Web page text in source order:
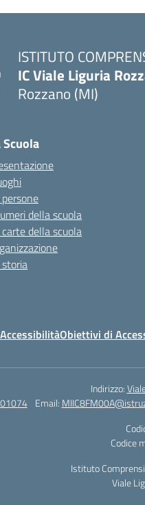
ISTITUTO
IC Viale Liguria
Rozzano (MI)
Scuola
della scuola
carte della scuola
Obiettivi di
Indirizzo:
Email:
Codice
Istituto
Viale